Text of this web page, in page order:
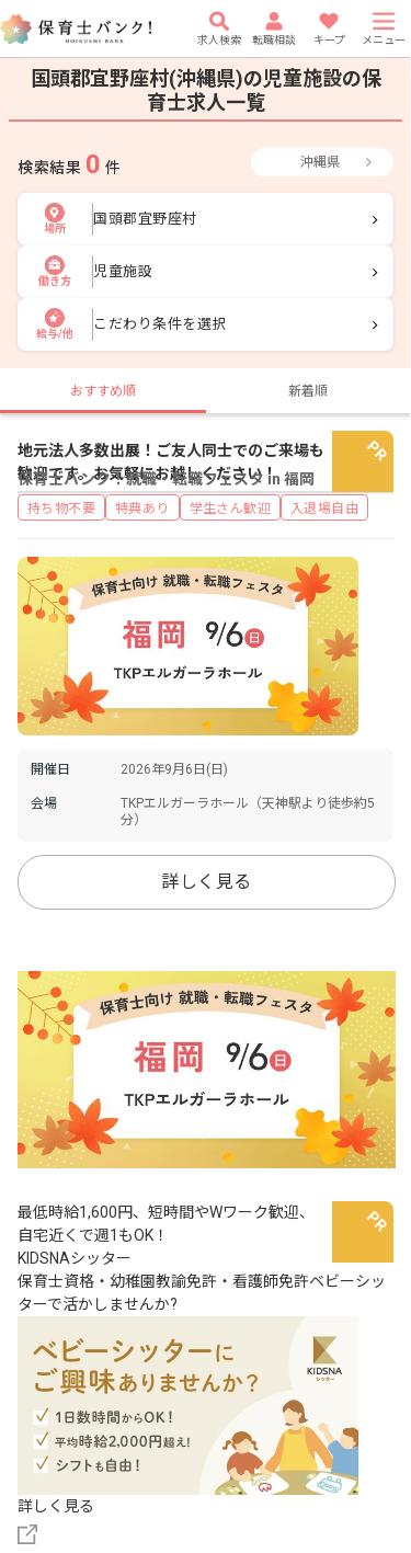
求人検索 転職相談 キープ メニュー
国頭郡宜野座村(沖縄県)の児童施設の保
育士求人一覧
検索結果 0 件 沖縄県
場所
国頭郡宜野座村
働き方
児童施設
給与/他
こだわり条件を選択
おすすめ順 新着順
保育士バンク！就職・転職フェスタ in 福岡
地元法人多数出展！ご友人同士でのご来場も
歓迎です。お気軽にお越しください！
持ち物不要 特典あり 学生さん歓迎 入退場自由
開催日 2026年9月6日(日)
会場
TKPエルガーラホール（天神駅より徒歩約5
分）
詳しく見る
最低時給1,600円、短時間やWワーク歓迎、
自宅近くで週1もOK！
KIDSNAシッター
保育士資格・幼稚園教諭免許・看護師免許ベビーシッ
ターで活かしませんか?
詳しく見る